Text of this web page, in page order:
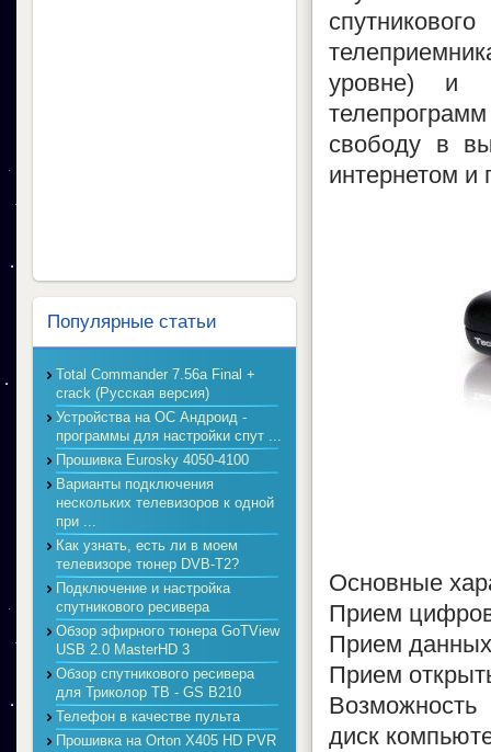
уровне) и
свободу в
интернетом и
Основные
Прием
Прием данных
Прием
диск
Популярные статьи
Total Commander 7.56a Final +
crack (Русская версия)
Устройства на ОС Андроид -
программы для настройки спут ...
Прошивка Eurosky 4050-4100
Варианты подключения
нескольких телевизоров к одной
при ...
Как узнать, есть ли в моем
телевизоре тюнер DVB-T2?
Подключение и настройка
спутникового ресивера
Обзор эфирного тюнера GoTView
USB 2.0 MasterHD 3
Обзор спутникового ресивера
для Триколор ТВ - GS B210
Телефон в качестве пульта
Прошивка на Orton X405 HD PVR